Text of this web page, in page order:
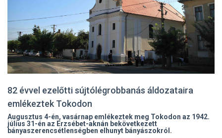
82 évvel ezelőtti sújtólégrobbanás áldozataira
emlékeztek Tokodon
Augusztus 4-én, vasárnap emlékeztek meg Tokodon az 1942.
július 31-én az Erzsébet-aknán bekövetkezett
bányaszerencsétlenségben elhunyt bányászokról.